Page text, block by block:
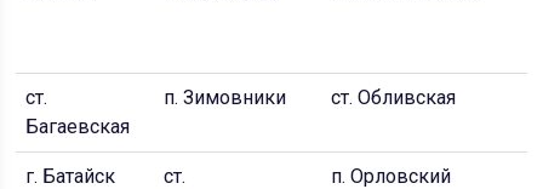
ст.
Багаевская
п. Зимовники ст. Обливская
г. Батайск
ст.
п. Орловский